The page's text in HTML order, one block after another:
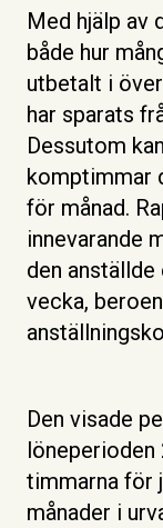
Med hjälp av
både hur
utbetalt i
har sparats
Dessutom
komptimmar
för månad.
innevarande
den
vecka,
Den visade
timmarna för
månader i